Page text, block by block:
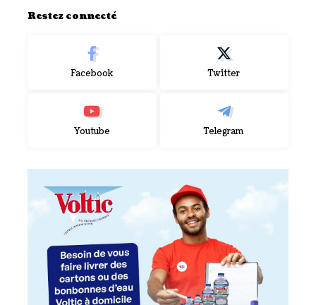
Restez connecté
Facebook Twitter
Youtube Telegram